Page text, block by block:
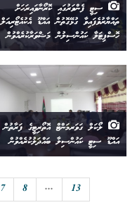
ސިޓީ ފެންވަރުގައި ކޮރޯނާވައިރަހަށް
ތައްޔާރުވެފައިވާ ގުޅޭގޮތުން އައްޑޫ އެކުއެޓޯރިއަލް
ހޮސްޕިޓަލާ ކައުންސިލުން މަޝްވަރާކުރެއްވުން
ލޯކަލް ގަވަރމަންޓް އޮތޯރިޓީގެ ފަރާތުން
އައްޑޫ ސިޓީ ކައުންސިލާ ބައްދަލުކުރެއްވުން
7 8 ... 13